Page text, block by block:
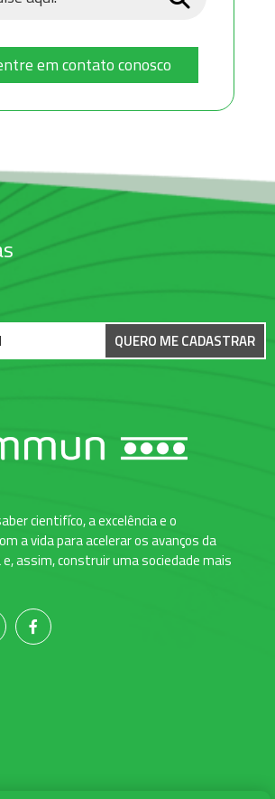
em contato conosco
QUERO ME CADASTRAR
cientifíco, a excelência e o
a vida para acelerar os avanços da
assim, construir uma sociedade mais